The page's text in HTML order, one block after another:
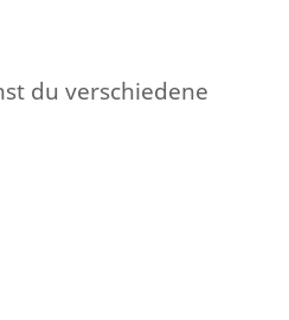
du verschiedene